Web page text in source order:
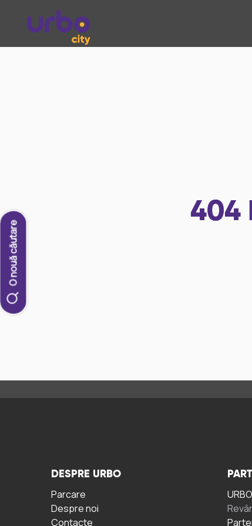
O nouă căutare
404
DESPRE URBO
Parcare
Despre noi
Contacte